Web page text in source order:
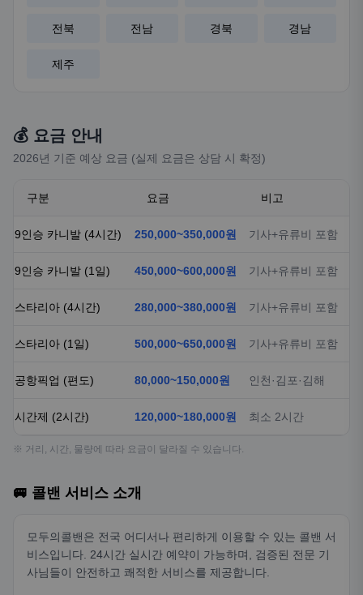
전북 전남 경북 경남
제주
💰 요금 안내
2026년 기준 예상 요금 (실제 요금은 상담 시 확정)
구분 요금 비고
9인승 카니발 (4시간) 250,000~350,000원 기사+유류비 포함
9인승 카니발 (1일) 450,000~600,000원 기사+유류비 포함
스타리아 (4시간) 280,000~380,000원 기사+유류비 포함
스타리아 (1일) 500,000~650,000원 기사+유류비 포함
공항픽업 (편도) 80,000~150,000원 인천·김포·김해
시간제 (2시간) 120,000~180,000원 최소 2시간
※ 거리, 시간, 물량에 따라 요금이 달라질 수 있습니다.
🚐 콜밴 서비스 소개
모두의콜밴은 전국 어디서나 편리하게 이용할 수 있는 콜밴 서
비스입니다. 24시간 실시간 예약이 가능하며, 검증된 전문 기
사님들이 안전하고 쾌적한 서비스를 제공합니다.